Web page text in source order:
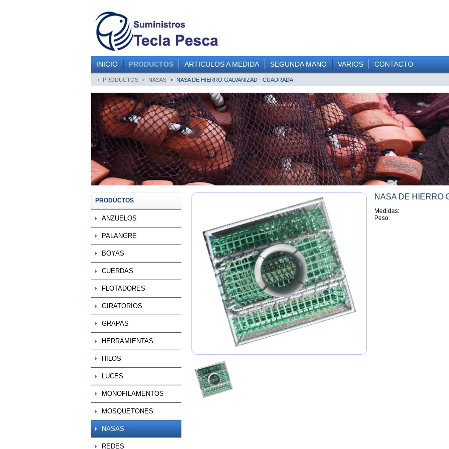
INICIO PRODUCTOS ARTICULOS A MEDIDA SEGUNDA MANO VARIOS CONTACTO
PRODUCTOS NASAS NASA DE HIERRO GALVANIZAD - CUADRADA
PRODUCTOS
ANZUELOS
PALANGRE
BOYAS
CUERDAS
FLOTADORES
GIRATORIOS
GRAPAS
HERRAMIENTAS
HILOS
LUCES
MONOFILAMENTOS
MOSQUETONES
NASAS
REDES
NASA DE HIERRO
Medidas:
Peso: